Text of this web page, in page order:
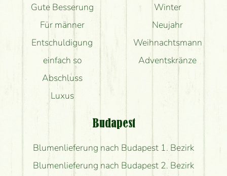
Gute Besserung
Für männer
Entschuldigung
einfach so
Abschluss
Luxus
Winter
Neujahr
Weihnachtsmann
Adventskränze
Budapest
Blumenlieferung nach Budapest 1. Bezirk
Blumenlieferung nach Budapest 2. Bezirk